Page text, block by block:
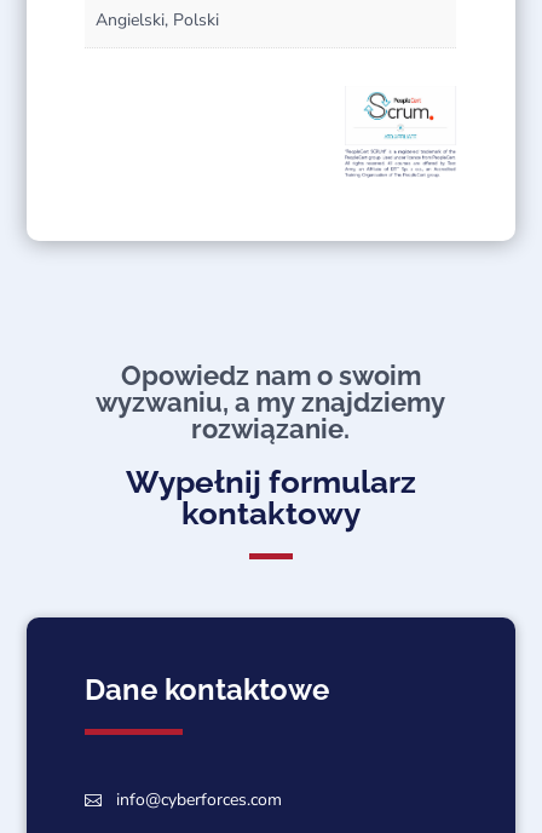
Angielski, Polski
Opowiedz nam o swoim
wyzwaniu, a my znajdziemy
rozwiązanie.​
Wypełnij formularz
kontaktowy
Dane kontaktowe
 info@cyberforces.com